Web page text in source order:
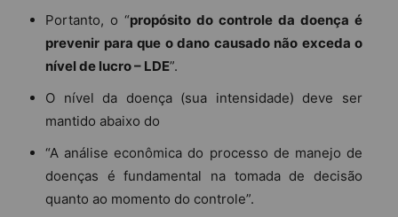
Portanto, o “propósito do controle da doença é
prevenir para que o dano causado não exceda o
nível de lucro – LDE”.
O nível da doença (sua intensidade) deve ser
mantido abaixo do
“A análise econômica do processo de manejo de
doenças é fundamental na tomada de decisão
quanto ao momento do controle”.